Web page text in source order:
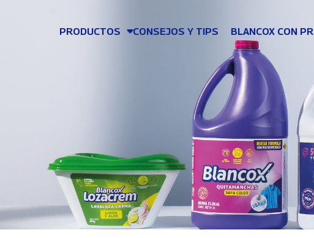
PRODUCTOS CONSEJOS Y TIPS BLANCOX CON